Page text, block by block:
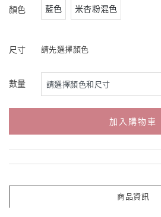
顏色 藍色 米杏粉混色
尺寸 請先選擇顏色
數量
加入購物車
商品資訊